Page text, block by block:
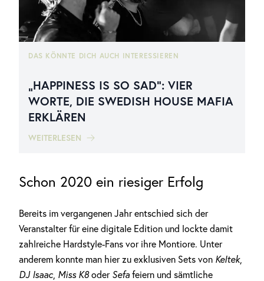
DAS KÖNNTE DICH AUCH INTERESSIEREN
„HAPPINESS IS SO SAD“: VIER
WORTE, DIE SWEDISH HOUSE MAFIA
ERKLÄREN
WEITERLESEN
Schon 2020 ein riesiger Erfolg
Bereits im vergangenen Jahr entschied sich der
Veranstalter für eine digitale Edition und lockte damit
zahlreiche Hardstyle-Fans vor ihre Montiore. Unter
anderem konnte man hier zu exklusiven Sets von Keltek,
DJ Isaac, Miss K8oder Sefa feiern und sämtliche